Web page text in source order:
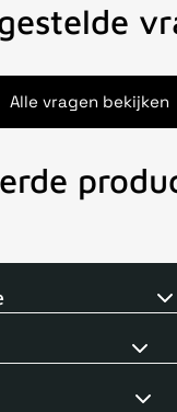
Alle vragen bekijken
zelfde dag verstuurd